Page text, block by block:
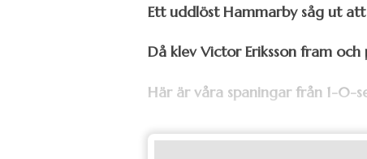
Ett uddlöst Hammarby såg ut
Då klev Victor Eriksson fram
Här är våra spaningar från 1-0-